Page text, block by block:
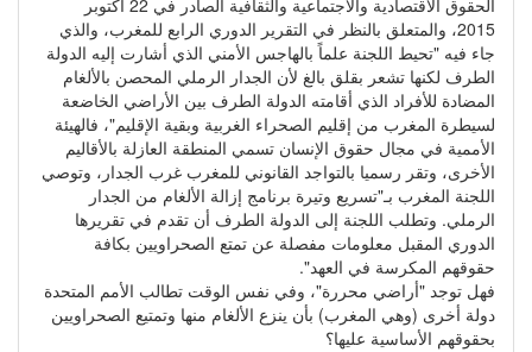
الحقوق الاقتصادية والاجتماعية والثقافية الصادر في 22 أكتوبر
2015، والمتعلق بالنظر في التقرير الدوري الرابع للمغرب، والذي
جاء فيه "تحيط اللجنة علماً بالهاجس الأمني الذي أشارت إليه الدولة
الطرف لكنها تشعر بقلق بالغ لأن الجدار الرملي المحصن بالألغام
المضادة للأفراد الذي أقامته الدولة الطرف بين الأراضي الخاضعة
لسيطرة المغرب من إقليم الصحراء الغربية وبقية الإقليم"، فالهيئة
الأممية في مجال حقوق الإنسان تسمي المنطقة العازلة بالأقاليم
الأخرى، وتقر رسميا بالتواجد القانوني للمغرب غرب الجدار، وتوصي
اللجنة المغرب بـ"تسريع وتيرة برنامج إزالة الألغام من الجدار
الرملي. وتطلب اللجنة إلى الدولة الطرف أن تقدم في تقريرها
الدوري المقبل معلومات مفصلة عن تمتع الصحراويين بكافة
حقوقهم المكرسة في العهد".
فهل توجد "أراضي محررة"، وفي نفس الوقت تطالب الأمم المتحدة
دولة أخرى (وهي المغرب) بأن ينزع الألغام منها وتمتيع الصحراويين
بحقوقهم الأساسية عليها؟